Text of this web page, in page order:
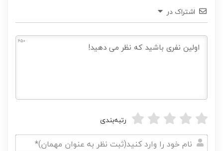
اشتراک در
650
رتبه‌بندی